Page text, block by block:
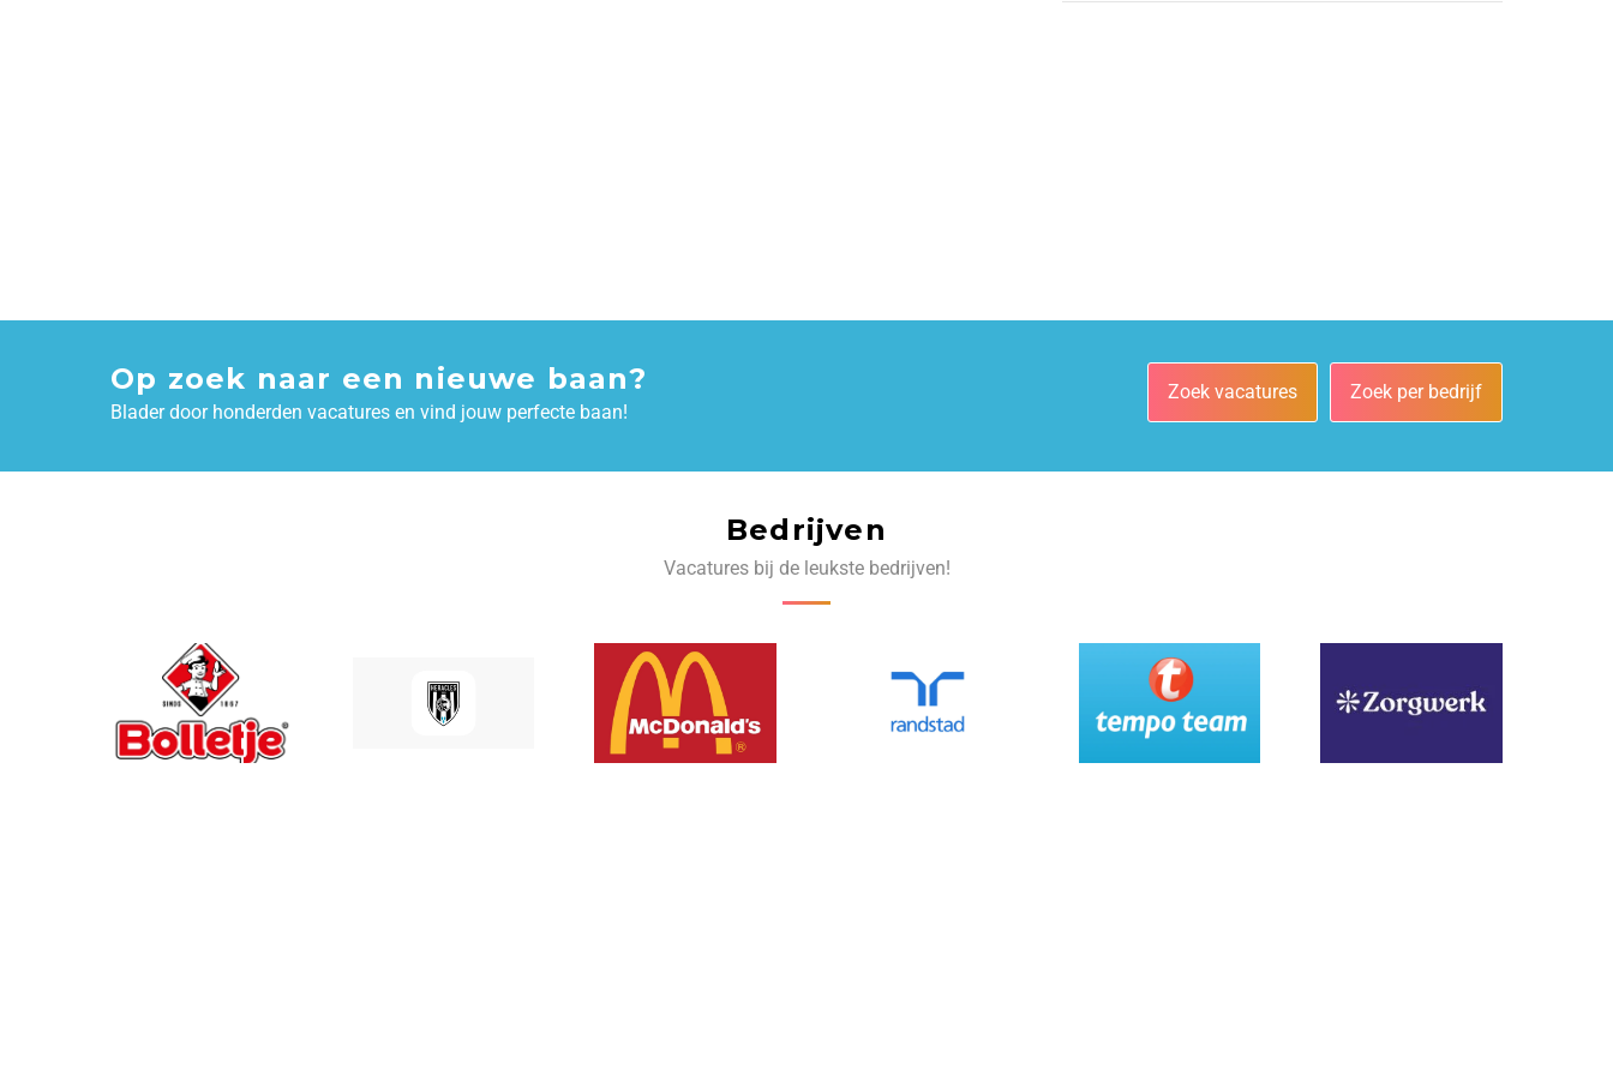
Op zoek naar een nieuwe baan?
Blader door honderden vacatures en vind jouw perfecte baan!
Zoek vacatures Zoek per bedrijf
Bedrijven
Vacatures bij de leukste bedrijven!